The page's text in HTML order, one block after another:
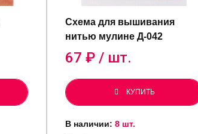
Схема для вышивания
нитью мулине Д-042
67 ₽ / шт.
КУПИТЬ
В наличии: 8 шт.